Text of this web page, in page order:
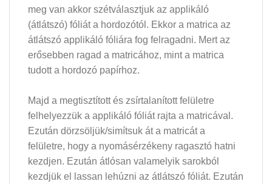
meg van akkor szétválasztjuk az applikáló
(átlátszó) fóliát a hordozótól. Ekkor a matrica az
átlátszó applikáló fóliára fog felragadni. Mert az
erősebben ragad a matricához, mint a matrica
tudott a hordozó papírhoz.
Majd a megtisztított és zsírtalanított felületre
felhelyezzük a applikáló fóliát rajta a matricával.
Ezután dörzsöljük/simítsuk át a matricát a
felületre, hogy a nyomásérzékeny ragasztó hatni
kezdjen. Ezután átlósan valamelyik sarokból
kezdjük el lassan lehúzni az átlátszó fóliát. Ezután